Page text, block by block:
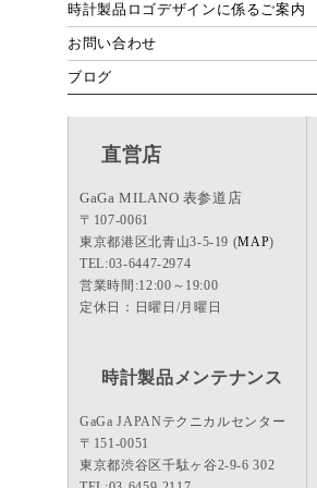
時計製品ロゴデザインに係るご案内
お問い合わせ
ブログ
直営店
GaGa MILANO 表参道店
〒107-0061
東京都港区北青山3-5-19 (MAP)
TEL:03-6447-2974
営業時間:12:00～19:00
定休日：日曜日/月曜日
時計製品メンテナンス
GaGa JAPANテクニカルセンター
〒151-0051
東京都渋谷区千駄ヶ谷2-9-6 302